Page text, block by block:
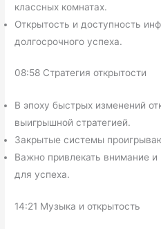
классных комнатах.
Открытость и доступность
долгосрочного успеха.
08:58 Стратегия открытости
В эпоху быстрых изменений
выигрышной стратегией.
Закрытые системы
Важно привлекать внимание и
для успеха.
14:21 Музыка и открытость